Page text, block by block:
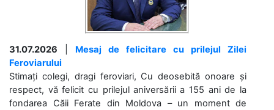
31.07.2026
Mesaj de felicitare cu prilejul Zilei
Feroviarului
Stimați colegi, dragi feroviari, Cu deosebită onoare și
respect, vă felicit cu prilejul aniversării a 155 ani de la
fondarea Căii Ferate din Moldova – un moment de